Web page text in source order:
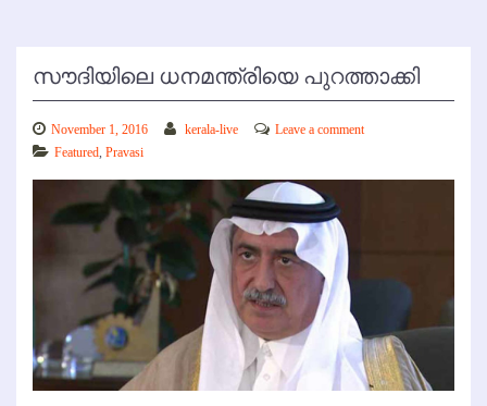
സൗദിയിലെ ധനമന്ത്രിയെ പുറത്താക്കി
November 1, 2016 kerala-live
Leave a comment
Featured Pravasi